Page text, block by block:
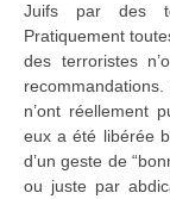
Juifs par des
Pratiquement
des terroristes
n’ont réellement
eux a été libérée
d’un geste de
ou juste par